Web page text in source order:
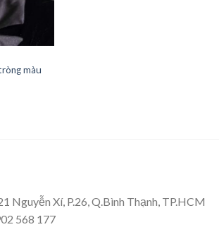
màu
Nguyễn Xí, P.26, Q.Bình Thạnh, TP.HCM
568 177